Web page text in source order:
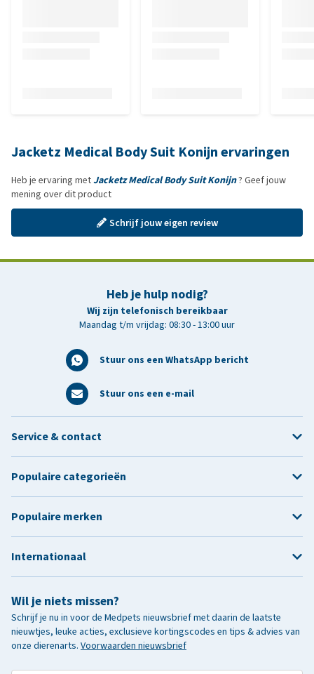
Jacketz Medical Body Suit Konijn ervaringen
Heb je ervaring metJacketz Medical Body Suit Konijn? Geef jouw
mening over dit product
Schrijf jouw eigen review
Heb je hulp nodig?
Wij zijn telefonisch bereikbaar
Maandag t/m vrijdag: 08:30 - 13:00 uur
Stuur ons een WhatsApp bericht
Stuur ons een e-mail
Wil je niets missen?
Schrijf je nu in voor de Medpets nieuwsbrief met daarin de laatste
nieuwtjes, leuke acties, exclusieve kortingscodes en tips & advies van
onze dierenarts. Voorwaarden nieuwsbrief
Service & contact
Populaire categorieën
Populaire merken
Internationaal